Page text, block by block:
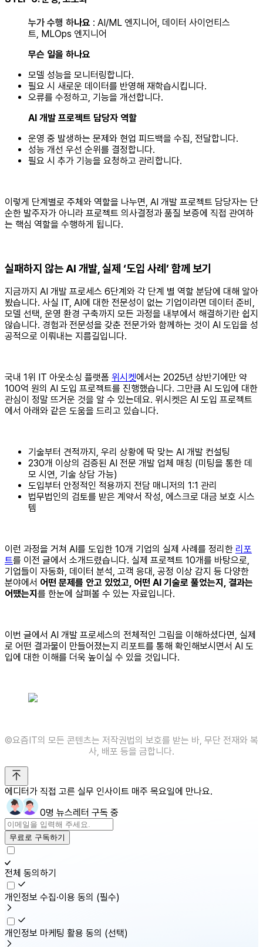
누가 수행 하나요 : AI/ML 엔지니어, 데이터 사이언티스
트, MLOps 엔지니어
무슨 일을 하나요
모델 성능을 모니터링합니다.
필요 시 새로운 데이터를 반영해 재학습시킵니다.
오류를 수정하고, 기능을 개선합니다.
AI 개발 프로젝트 담당자 역할
운영 중 발생하는 문제와 현업 피드백을 수집, 전달합니다.
성능 개선 우선 순위를 결정합니다.
필요 시 추가 기능을 요청하고 관리합니다.
이렇게 단계별로 주체와 역할을 나누면, AI 개발 프로젝트 담당자는 단
순한 발주자가 아니라 프로젝트 의사결정과 품질 보증에 직접 관여하
는 핵심 역할을 수행하게 됩니다.
‍실패하지 않는 AI 개발, 실제 ‘도입 사례’ 함께 보기
지금까지 AI 개발 프로세스 6단계와 각 단계 별 역할 분담에 대해 알아
봤습니다. 사실 IT, AI에 대한 전문성이 없는 기업이라면 데이터 준비,
모델 선택, 운영 환경 구축까지 모든 과정을 내부에서 해결하기란 쉽지
않습니다. 경험과 전문성을 갖춘 전문가와 함께하는 것이 AI 도입을 성
공적으로 이뤄내는 지름길입니다.
국내 1위 IT 아웃소싱 플랫폼 위시켓에서는 2025년 상반기에만 약
100억 원의 AI 도입 프로젝트를 진행했습니다. 그만큼 AI 도입에 대한
관심이 정말 뜨거운 것을 알 수 있는데요. 위시켓은 AI 도입 프로젝트
에서 아래와 같은 도움을 드리고 있습니다.
기술부터 견적까지, 우리 상황에 딱 맞는 AI 개발 컨설팅
230개 이상의 검증된 AI 전문 개발 업체 매칭 (미팅을 통한 데
모 시연, 기술 상담 가능)
도입부터 안정적인 적용까지 전담 매니저의 1:1 관리
법무법인의 검토를 받은 계약서 작성, 에스크로 대금 보호 시스
템
이런 과정을 거쳐 AI를 도입한 10개 기업의 실제 사례를 정리한 리포
트를 이전 글에서 소개드렸습니다. 실제 프로젝트 10개를 바탕으로,
기업들이 자동화, 데이터 분석, 고객 응대, 공정 이상 감지 등 다양한
분야에서 어떤 문제를 안고 있었고, 어떤 AI 기술로 풀었는지, 결과는
어땠는지 를 한눈에 살펴볼 수 있는 자료입니다.
이번 글에서 AI 개발 프로세스의 전체적인 그림을 이해하셨다면, 실제
로 어떤 결과물이 만들어졌는지 리포트를 통해 확인해보시면서 AI 도
입에 대한 이해를 더욱 높이실 수 있을 것입니다.
©️요즘IT의 모든 콘텐츠는 저작권법의 보호를 받는 바, 무단 전재와 복
사, 배포 등을 금합니다.
에디터가 직접 고른 실무 인사이트 매주 목요일에 만나요.
0명 뉴스레터 구독 중
무료로 구독하기
전체 동의하기
개인정보 수집·이용 동의 (필수)
개인정보 마케팅 활용 동의 (선택)